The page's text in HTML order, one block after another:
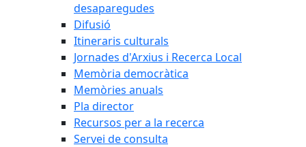
desaparegudes
Difusió
Itineraris culturals
Jornades d'Arxius i Recerca Local
Memòria democràtica
Memòries anuals
Pla director
Recursos per a la recerca
Servei de consulta